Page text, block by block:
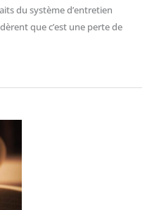
du système d’entretien
que c’est une perte de